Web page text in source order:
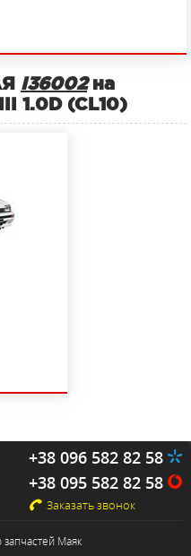
I36002на
1.0D (CL10)
+38 096 582 82 58
+38 095 582 82 58
Заказать звонок
Маяк